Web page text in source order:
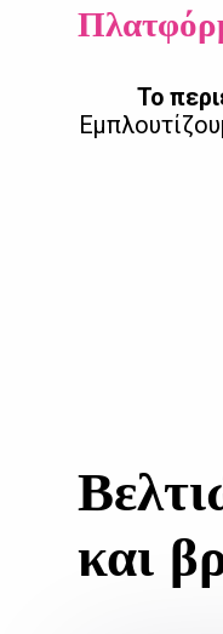
Το
και